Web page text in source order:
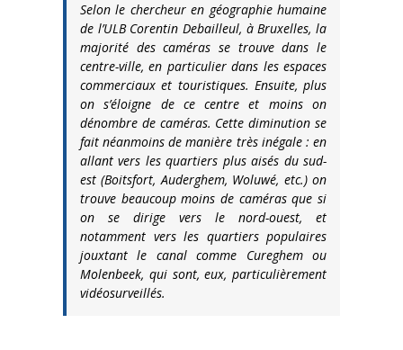
Selon le chercheur en géographie humaine
de l’ULB Corentin Debailleul, à Bruxelles, la
majorité des caméras se trouve dans le
centre-ville, en particulier dans les espaces
commerciaux et touristiques. Ensuite, plus
on s’éloigne de ce centre et moins on
dénombre de caméras. Cette diminution se
fait néanmoins de manière très inégale : en
allant vers les quartiers plus aisés du sud-
est (Boitsfort, Auderghem, Woluwé, etc.) on
trouve beaucoup moins de caméras que si
on se dirige vers le nord-ouest, et
notamment vers les quartiers populaires
jouxtant le canal comme Cureghem ou
Molenbeek, qui sont, eux, particulièrement
vidéosurveillés.